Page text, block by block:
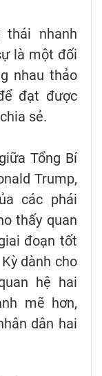
nhanh
là một đối
nhau thảo
đạt được
sẻ.
Tổng Bí
Trump,
các phái
thấy quan
đoạn tốt
dành cho
hệ hai
mẽ hơn,
dân hai